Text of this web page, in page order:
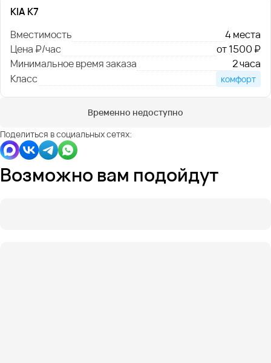
KIA K7
Вместимость
4 места
Цена ₽/час
от 1500 ₽
Минимальное время заказа
2 часа
Класс
комфорт
Временно недоступно
Поделиться в социальных сетях:
Возможно вам подойдут